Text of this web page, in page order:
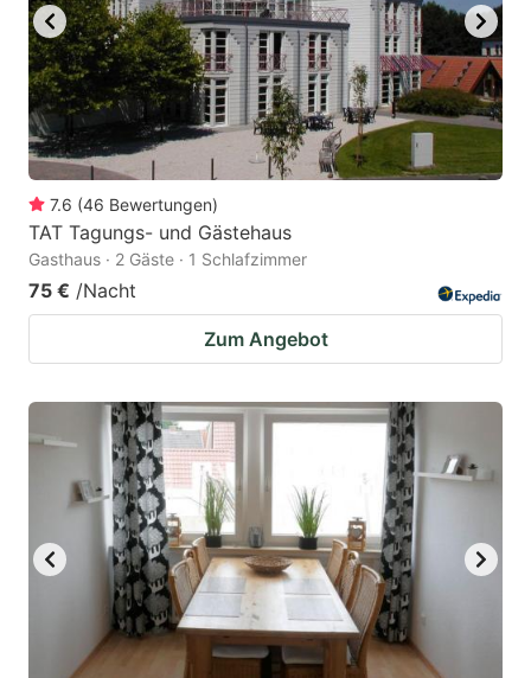
7.6 (46 Bewertungen)
TAT Tagungs- und Gästehaus
Gasthaus · 2 Gäste · 1 Schlafzimmer
75 € /Nacht
Zum Angebot